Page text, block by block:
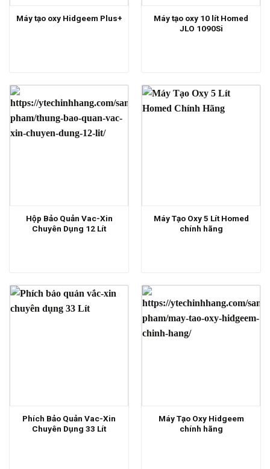
Máy tạo oxy Hidgeem Plus+
Máy tạo oxy 10 lít Homed
JLO 1090Si
Hộp Bảo Quản Vac-Xin
Chuyên Dụng 12 Lít
Máy Tạo Oxy 5 Lít Homed
chính hãng
Phích Bảo Quản Vac-Xin
Chuyên Dụng 33 Lít
Máy Tạo Oxy Hidgeem
chính hãng